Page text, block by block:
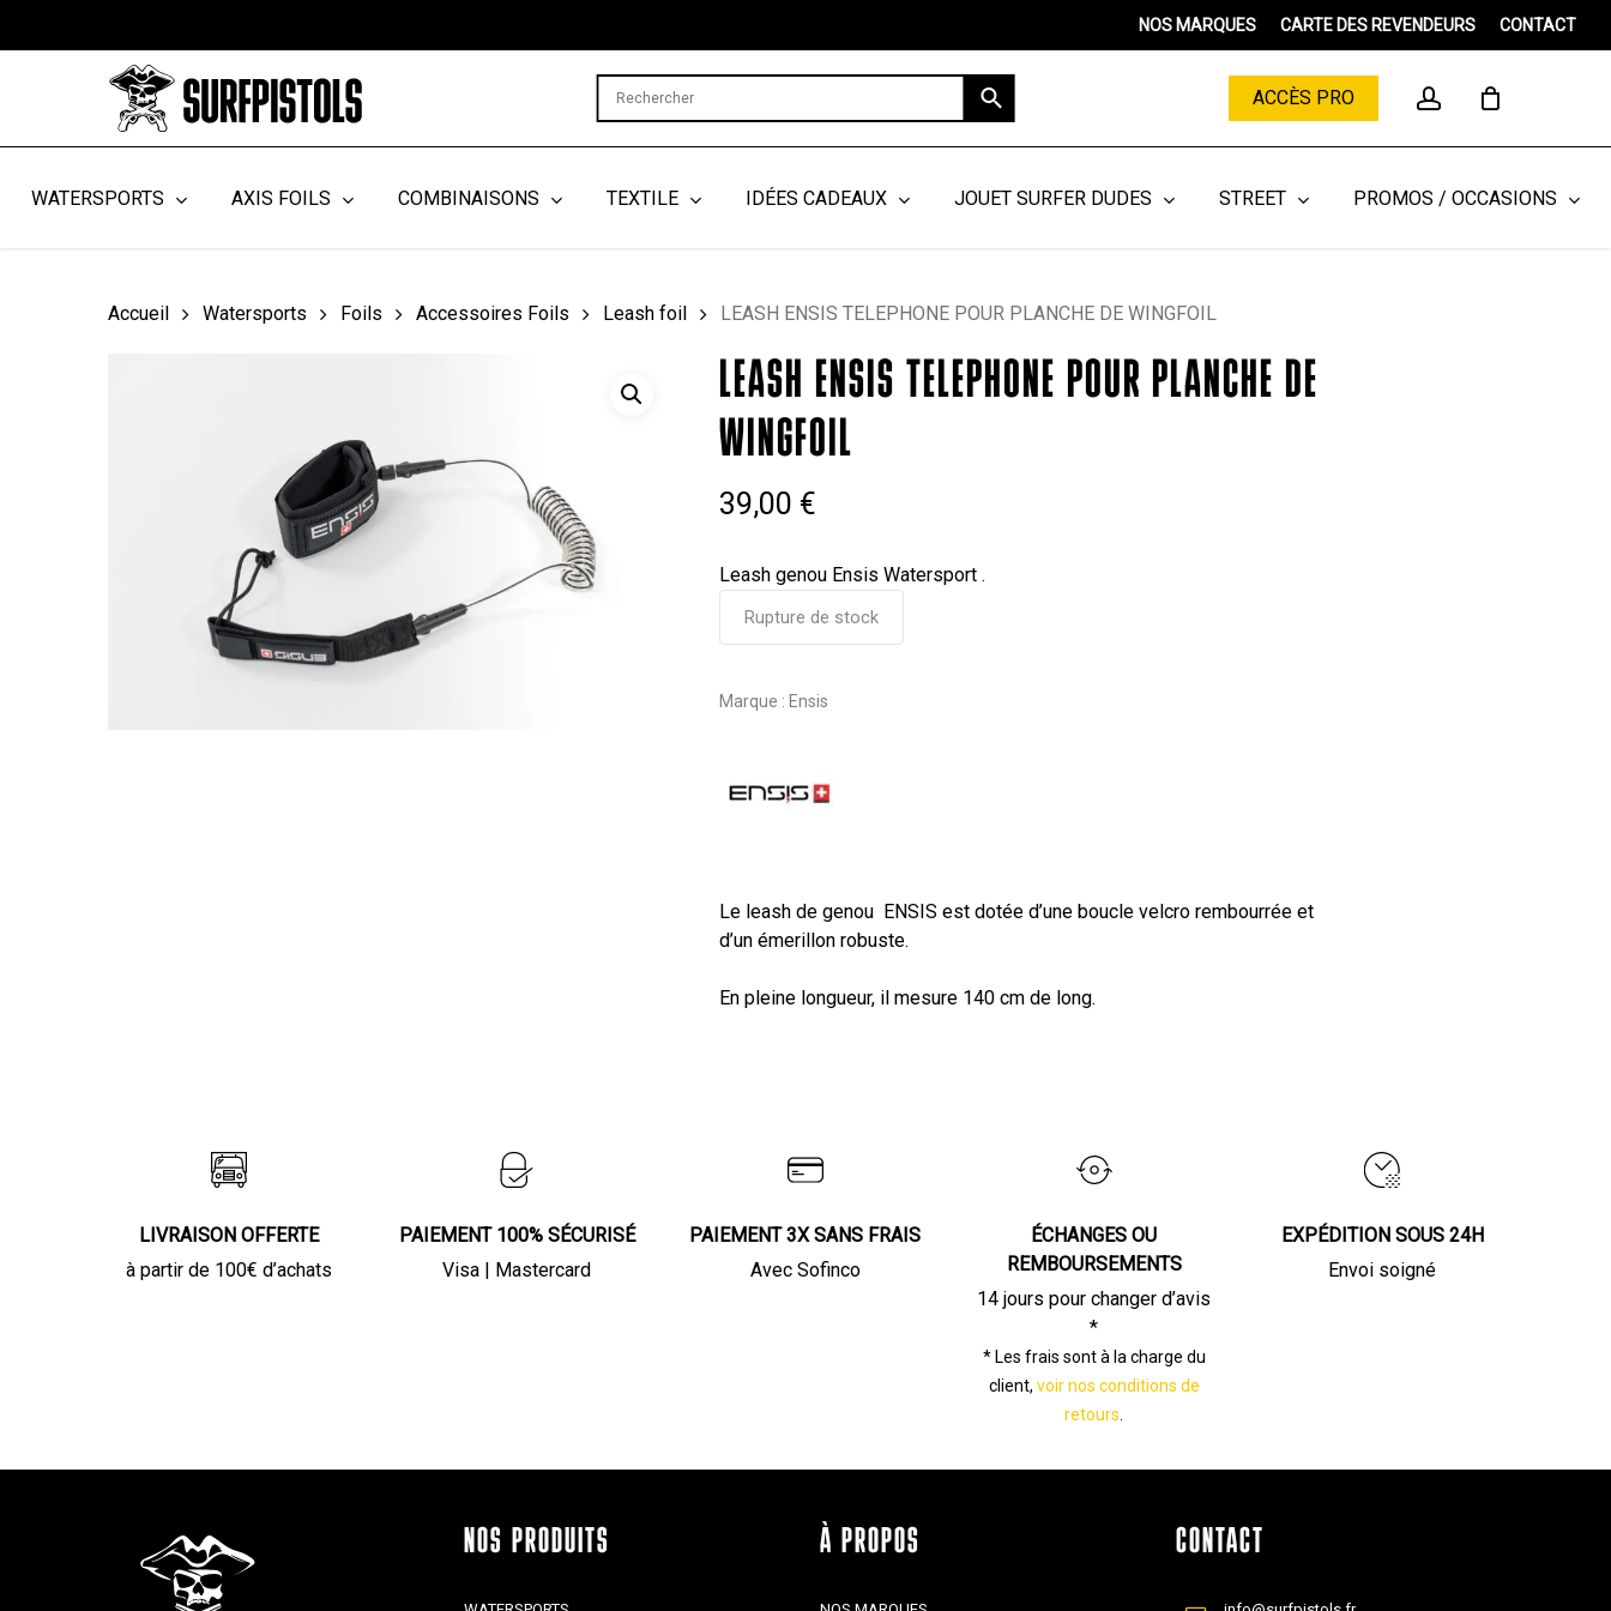
NOS MARQUES CARTE DES REVENDEURS CONTACT
ACCÈS PRO account
WATERSPORTS AXIS FOILS COMBINAISONS TEXTILE IDÉES CADEAUX JOUET SURFER DUDES STREET PROMOS / OCCASIONS
Cart Close
Votre panier est vide.
Accueil Watersports Foils Accessoires Foils Leash foil LEASH ENSIS TELEPHONE POUR PLANCHE DE WINGFOIL
LEASH ENSIS TELEPHONE POUR PLANCHE DE
WINGFOIL
39,00 €
Leash genou Ensis Watersport .
Rupture de stock
Marque : Ensis
Le leash de genou ENSIS est dotée d’une boucle velcro rembourrée et
d’un émerillon robuste.
En pleine longueur, il mesure 140 cm de long.
LIVRAISON OFFERTE
à partir de 100€ d’achats
PAIEMENT 100% SÉCURISÉ
Visa | Mastercard
PAIEMENT 3X SANS FRAIS
Avec Sofinco
ÉCHANGES OU
REMBOURSEMENTS
14 jours pour changer d’avis
*
* Les frais sont à la charge du
client, voir nos conditions de
retours
EXPÉDITION SOUS 24H
Envoi soigné
NOS PRODUITS À PROPOS CONTACT
Menu